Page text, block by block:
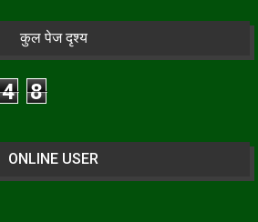
कुल पेज दृश्य
4 8
ONLINE USER